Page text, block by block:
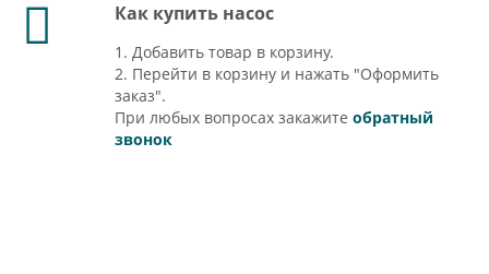
Как купить насос
1. Добавить товар в корзину.
2. Перейти в корзину и нажать "Оформить
заказ".
При любых вопросах закажите обратный
звонок